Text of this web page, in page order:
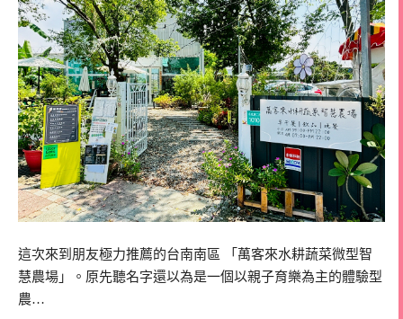
這次來到朋友極力推薦的台南南區 「萬客來水耕蔬菜微型智
慧農場」。原先聽名字還以為是一個以親子育樂為主的體驗型
農…